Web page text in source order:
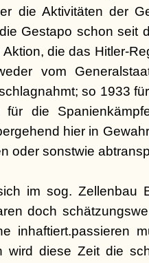
die Aktivitäten der
Gestapo schon seit
die das Hitler-
vom
so 1933
die
hier in
oder sonstwie
im sog. Zellenbau
doch
inhaftiert.passieren
wird diese Zeit die